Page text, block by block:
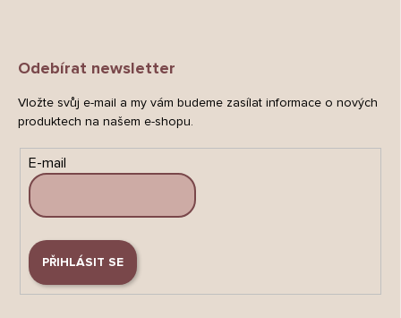
Odebírat newsletter
Vložte svůj e-mail a my vám budeme zasílat informace o nových
produktech na našem e-shopu.
E-mail
PŘIHLÁSIT SE